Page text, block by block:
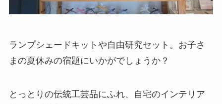
ランプシェードキットや自由研究セット。お子さ
まの夏休みの宿題にいかがでしょうか？
とっとりの伝統工芸品にふれ、自宅のインテリア